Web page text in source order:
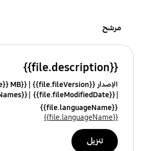
مرشح
{{file.description}}
الإصدار {{file.fileVersion}}
{{file.fileSize}} MB
{{file.fileModifiedDate}}
{{file.osNames}}
{{file.languageName}}
{{file.languageName}}
تنزيل